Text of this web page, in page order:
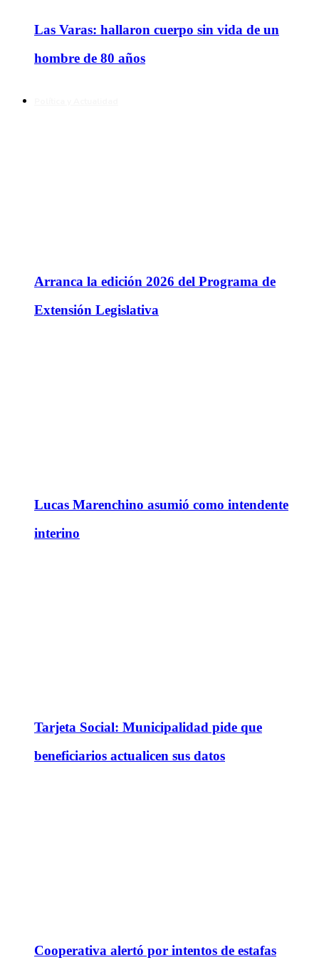
Las Varas: hallaron cuerpo sin vida de un
hombre de 80 años
Arranca la edición 2026 del Programa de
Extensión Legislativa
Lucas Marenchino asumió como intendente
interino
Tarjeta Social: Municipalidad pide que
beneficiarios actualicen sus datos
Cooperativa alertó por intentos de estafas